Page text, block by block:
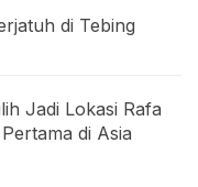
di Tebing
Jadi Lokasi Rafa
di Asia